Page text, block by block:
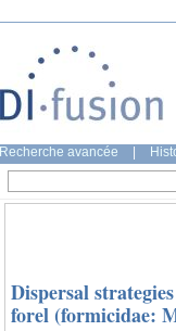
Recherche avancée
Dispersal
forel (formicidae: